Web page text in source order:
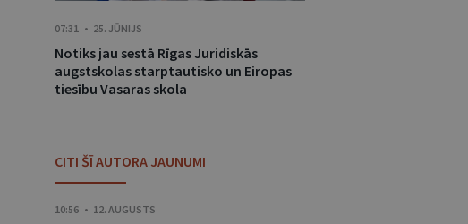
07:31 • 25. JŪNIJS
Notiks jau sestā Rīgas Juridiskās
augstskolas starptautisko un Eiropas
tiesību Vasaras skola
CITI ŠĪ AUTORA JAUNUMI
10:56 • 12. AUGUSTS